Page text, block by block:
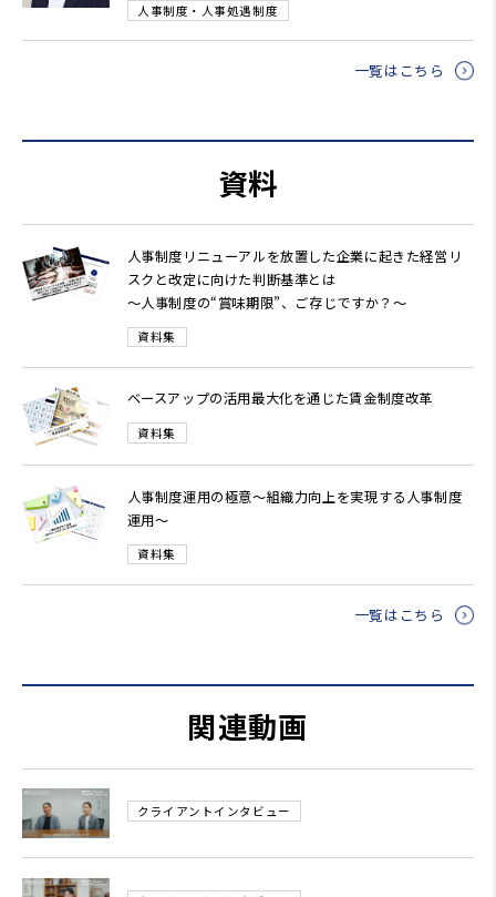
人事制度・人事処遇制度
一覧はこちら
資料
人事制度リニューアルを放置した企業に起きた経営リ
スクと改定に向けた判断基準とは
～人事制度の“賞味期限”、ご存じですか？～
資料集
ベースアップの活用最大化を通じた賃金制度改革
資料集
人事制度運用の極意～組織力向上を実現する人事制度
運用～
資料集
一覧はこちら
関連動画
クライアントインタビュー